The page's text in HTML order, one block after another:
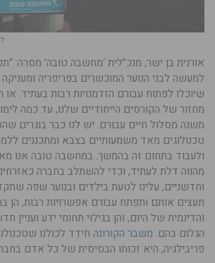
אורנית בן ישר, מנכ”לית ‘מחשבה טובה’ מסרה:
למעשה לבני הנוער המוכשרים בפריפריה
שיוכלו לפתוח עבורם הזדמנויות רבות בעתיד. או
מחזור של הקורסים הייחודיים שלנו, עד כמה
משנה מסלול חיים עבורם. יש לנו כבר בוגרים
טכנולוגים מאד משמעותיים בצבא ומתכננים
ולעבוד בתחום זה בהמשך. במחשבה טובה אנו
מהווה דלת לעתיד, וכדי להשתלב בחברה כאזרחים
וחדשניים, עלינו לטעת בילדים ובנוער שפה
תעצים אותם ותפתח עבורם אפשרויות רבות, הן
והדינמית של היום, והן בגילוי תחומי ידע ועניין
הגלום בהם. משבר הקורונה חידד לכולנו
פריבילגיה, היא זכותו הבסיסית של כל אדם